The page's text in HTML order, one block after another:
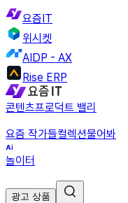
요즘IT
위시켓
AIDP - AX
Rise ERP
콘텐츠프로덕트 밸리
요즘 작가들컬렉션물어봐
놀이터
광고 상품